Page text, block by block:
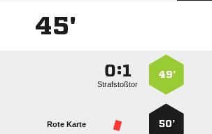
45'
49’
:
Strafstoßtor
50’
Rote Karte